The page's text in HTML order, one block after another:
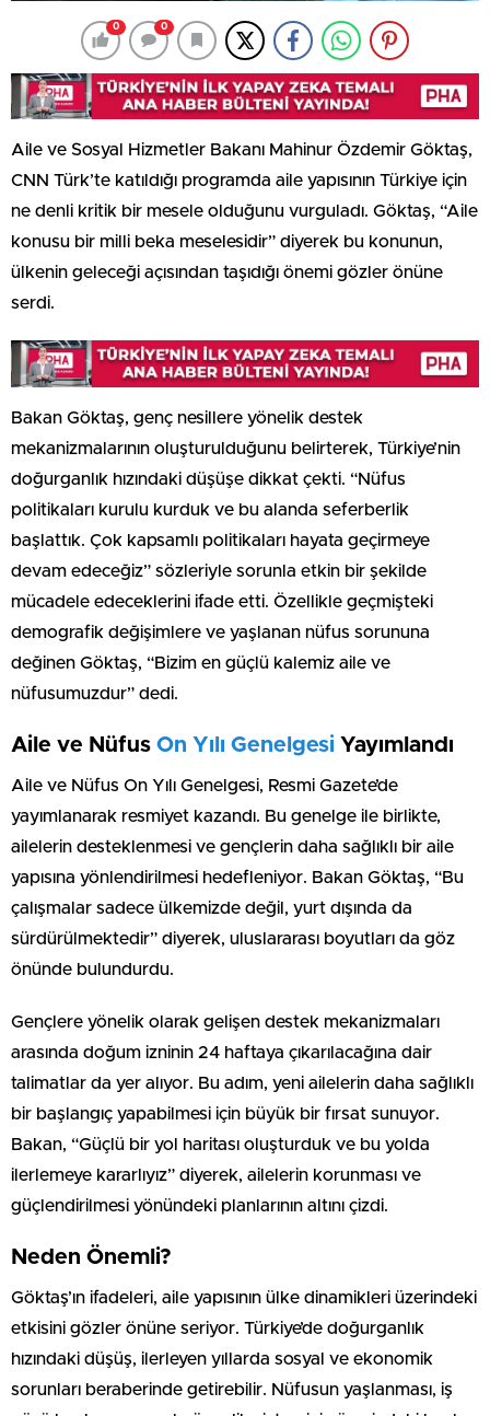
0 0
Aile ve Sosyal Hizmetler Bakanı Mahinur Özdemir Göktaş,
CNN Türk’te katıldığı programda aile yapısının Türkiye için
ne denli kritik bir mesele olduğunu vurguladı. Göktaş, “Aile
konusu bir milli beka meselesidir” diyerek bu konunun,
ülkenin geleceği açısından taşıdığı önemi gözler önüne
serdi.
Bakan Göktaş, genç nesillere yönelik destek
mekanizmalarının oluşturulduğunu belirterek, Türkiye’nin
doğurganlık hızındaki düşüşe dikkat çekti. “Nüfus
politikaları kurulu kurduk ve bu alanda seferberlik
başlattık. Çok kapsamlı politikaları hayata geçirmeye
devam edeceğiz” sözleriyle sorunla etkin bir şekilde
mücadele edeceklerini ifade etti. Özellikle geçmişteki
demografik değişimlere ve yaşlanan nüfus sorununa
değinen Göktaş, “Bizim en güçlü kalemiz aile ve
nüfusumuzdur” dedi.
Aile ve Nüfus On Yılı Genelgesi Yayımlandı
Aile ve Nüfus On Yılı Genelgesi, Resmi Gazete’de
yayımlanarak resmiyet kazandı. Bu genelge ile birlikte,
ailelerin desteklenmesi ve gençlerin daha sağlıklı bir aile
yapısına yönlendirilmesi hedefleniyor. Bakan Göktaş, “Bu
çalışmalar sadece ülkemizde değil, yurt dışında da
sürdürülmektedir” diyerek, uluslararası boyutları da göz
önünde bulundurdu.
Gençlere yönelik olarak gelişen destek mekanizmaları
arasında doğum izninin 24 haftaya çıkarılacağına dair
talimatlar da yer alıyor. Bu adım, yeni ailelerin daha sağlıklı
bir başlangıç yapabilmesi için büyük bir fırsat sunuyor.
Bakan, “Güçlü bir yol haritası oluşturduk ve bu yolda
ilerlemeye kararlıyız” diyerek, ailelerin korunması ve
güçlendirilmesi yönündeki planlarının altını çizdi.
Neden Önemli?
Göktaş’ın ifadeleri, aile yapısının ülke dinamikleri üzerindeki
etkisini gözler önüne seriyor. Türkiye’de doğurganlık
hızındaki düşüş, ilerleyen yıllarda sosyal ve ekonomik
sorunları beraberinde getirebilir. Nüfusun yaşlanması, iş